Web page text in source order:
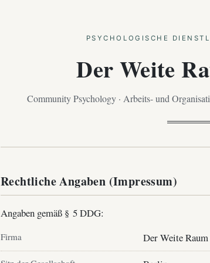
PSYCHOLOGISCHE
Der Weite
Community Psychology · Arbeits- und
Rechtliche Angaben (Impressum)
Angaben gemäß § 5 DDG:
Firma Der Weite